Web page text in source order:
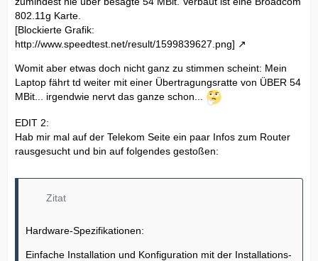
802.11g Karte.
[Blockierte Grafik:
http://www.speedtest.net/result/1599839627.png]
Womit aber etwas doch nicht ganz zu stimmen scheint: Mein
Laptop fährt td weiter mit einer Übertragungsratte von ÜBER 54
MBit... irgendwie nervt das ganze schon...
EDIT 2:
Hab mir mal auf der Telekom Seite ein paar Infos zum Router
rausgesucht und bin auf folgendes gestoßen:
Zitat
Hardware-Spezifikationen:
Einfache Installation und Konfiguration mit der Installations-